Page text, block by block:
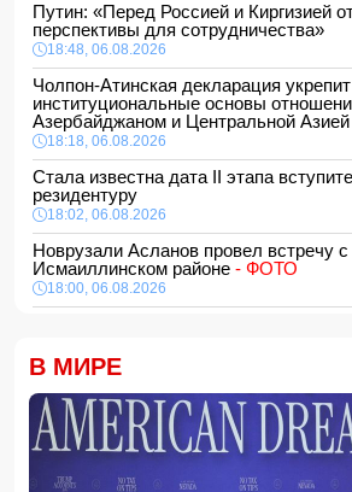
Путин: «Перед Россией и Киргизией
перспективы для сотрудничества»
18:48, 06.08.2026
Чолпон-Атинская декларация укрепит
институциональные основы
Азербайджаном и Центральной Азией
18:18, 06.08.2026
Стала известна дата II этапа
резидентуру
18:02, 06.08.2026
Новрузали Асланов провел встречу
Исмаиллинском районе - ФОТО
18:00, 06.08.2026
16:48, 06.08.2026
Джейхун Байрамов и Андрей Сибига
Киеве
16:28, 06.08.2026
Гави покрасил волосы в розовый
В МИРЕ